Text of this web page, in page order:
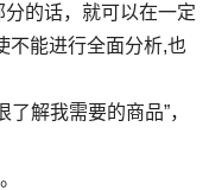
的话，就可以在一定
不能进行全面分析,也
解我需要的商品”，